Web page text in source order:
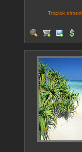
Tropisk strand